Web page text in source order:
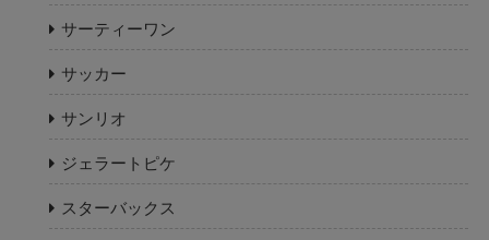
サーティーワン
サッカー
サンリオ
ジェラートピケ
スターバックス